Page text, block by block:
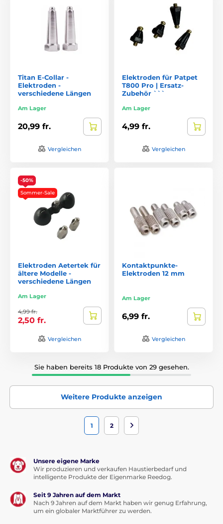
Titan E-Collar -
Elektroden -
verschiedene Längen
Am Lager
20,99 fr.
Vergleichen
Elektroden für Patpet
T800 Pro | Ersatz-
Zubehör ```
Am Lager
4,99 fr.
Vergleichen
-50%
Sommer-Sale
Elektroden Aetertek für
ältere Modelle -
verschiedene Längen
Am Lager
4,99 fr.
2,50 fr.
Vergleichen
Kontaktpunkte-
Elektroden 12 mm
Am Lager
6,99 fr.
Vergleichen
Sie haben bereits 18 Produkte von 29 gesehen.
Weitere Produkte anzeigen
1 2
Unsere eigene Marke
Wir produzieren und verkaufen Haustierbedarf und
intelligente Produkte der Eigenmarke Reedog.
Seit 9 Jahren auf dem Markt
Nach 9 Jahren auf dem Markt haben wir genug Erfahrung,
um ein globaler Marktführer zu werden.